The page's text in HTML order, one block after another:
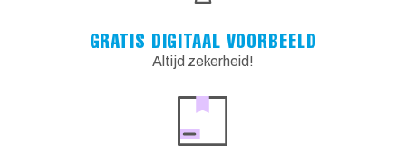
GRATIS DIGITAAL VOORBEELD
Altijd zekerheid!